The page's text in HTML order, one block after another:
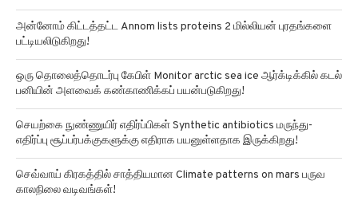
அன்னோம் கிட்டத்தட்ட Annom lists proteins 2 மில்லியன் புரதங்களை
பட்டியலிடுகிறது!
ஒரு தொலைத்தொடர்பு கேபிள் Monitor arctic sea ice ஆர்க்டிக்கில் கடல்
பனியின் அளவைக் கண்காணிக்கப் பயன்படுகிறது!
செயற்கை நுண்ணுயிர் எதிர்ப்பிகள் Synthetic antibiotics மருந்து-
எதிர்ப்பு சூப்பர்பக்குகளுக்கு எதிராக பயனுள்ளதாக இருக்கிறது!
செவ்வாய் கிரகத்தில் சாத்தியமான Climate patterns on mars பருவ
காலநிலை வடிவங்கள்!